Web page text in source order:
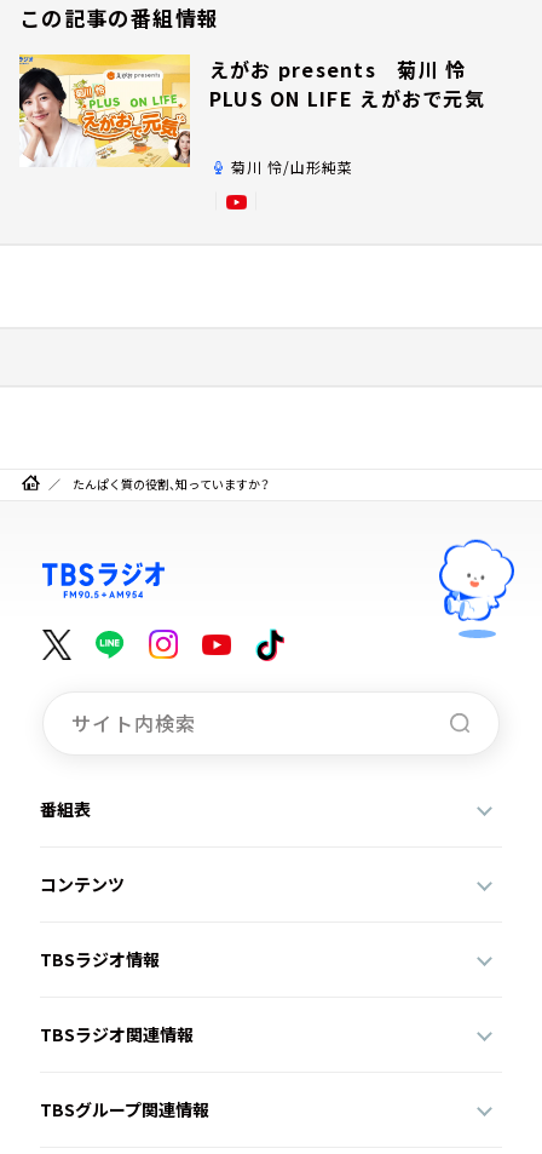
この記事の番組情報
えがお presents 菊川 怜
PLUS ON LIFE えがおで元気
菊川 怜/山形純菜
たんぱく質の役割、知っていますか？
番組表
コンテンツ
TBSラジオ情報
TBSラジオ関連情報
TBSグループ関連情報